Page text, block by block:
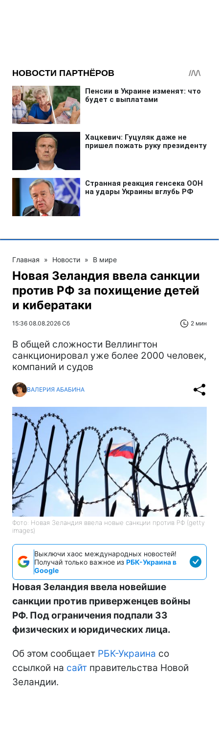
Главная » Новости » В мире
Новая Зеландия ввела санкции
против РФ за похищение детей
и кибератаки
15:36 08.08.2026 Сб 2 мин
В общей сложности Веллингтон
санкционировал уже более 2000 человек,
компаний и судов
ВАЛЕРИЯ АБАБИНА
Фото: Новая Зеландия ввела новые санкции против РФ (getty
images)
Выключи хаос международных новостей!
Получай только важное из РБК-Украина в
Google
Новая Зеландия ввела новейшие
санкции против приверженцев войны
РФ. Под ограничения подпали 33
физических и юридических лица.
Об этом сообщает РБК-Украина со
ссылкой на сайт правительства Новой
Зеландии.